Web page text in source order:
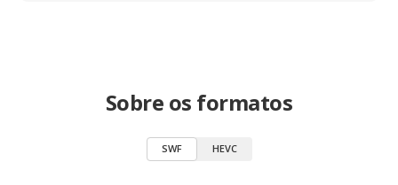
Sobre os formatos
SWF HEVC